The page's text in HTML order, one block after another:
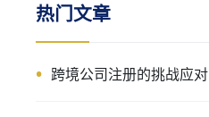
热门文章
跨境公司注册的挑战应对